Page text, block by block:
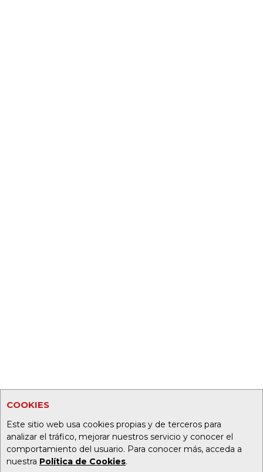
COOKIES
Este sitio web usa cookies propias y de terceros para
analizar el tráfico, mejorar nuestros servicio y conocer el
comportamiento del usuario. Para conocer más, acceda a
nuestra Política de Cookies.